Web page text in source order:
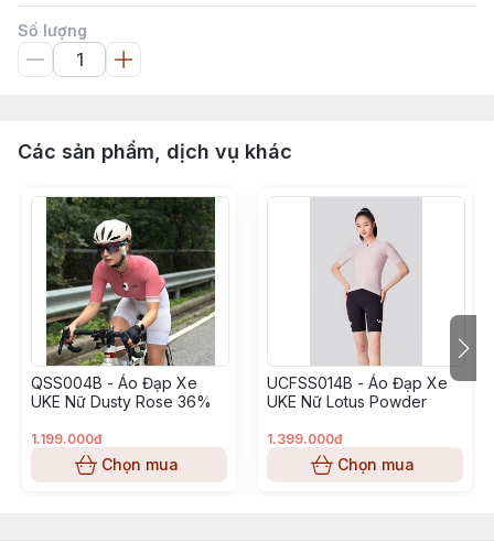
Số lượng
Các sản phẩm, dịch vụ khác
QSS004B - Áo Đạp Xe
UKE Nữ Dusty Rose 36%
1.199.000đ
Chọn mua
UCFSS014B - Áo Đạp Xe
UKE Nữ Lotus Powder
1.399.000đ
Chọn mua